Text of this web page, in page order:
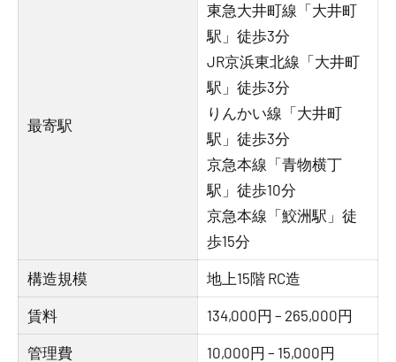
最寄駅
東急大井町線「大井町
駅」徒歩3分
JR京浜東北線「大井町
駅」徒歩3分
りんかい線「大井町
駅」徒歩3分
京急本線「青物横丁
駅」徒歩10分
京急本線「鮫洲駅」徒
歩15分
構造規模 地上15階 RC造
賃料 134,000円 – 265,000円
管理費 10,000円 – 15,000円